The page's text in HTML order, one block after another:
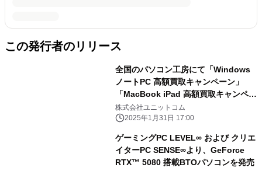
この発行者のリリース
全国のパソコン工房にて「Windows
ノートPC 高額買取キャンペーン」
「MacBook iPad 高額買取キャンペー
ン」を 2月1日から2月28日まで期間限
定で同時開催！ 対象商品の買取が最終
の日」開催日なら更に10％増額！
株式会社ユニットコム
2025年1月31日 17:00
ゲーミングPC LEVEL∞ および クリエ
イターPC SENSE∞より、GeForce
RTX™ 5080 搭載BTOパソコンを発売